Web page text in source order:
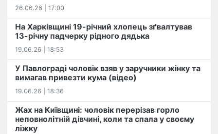
26.06.26 | 17:00
На Харківщині 19-річний хлопець​ ️зґвалтував
13-річну падчерку рідного дядька
19.06.26 | 18:53
У Павлограді чоловік взяв у заручники жінку та
вимагав привезти кума (відео)
19.06.26 | 18:36
Жах на Київщині: чоловік перерізав горло
неповнолітній дівчині, коли та спала у своєму
ліжку